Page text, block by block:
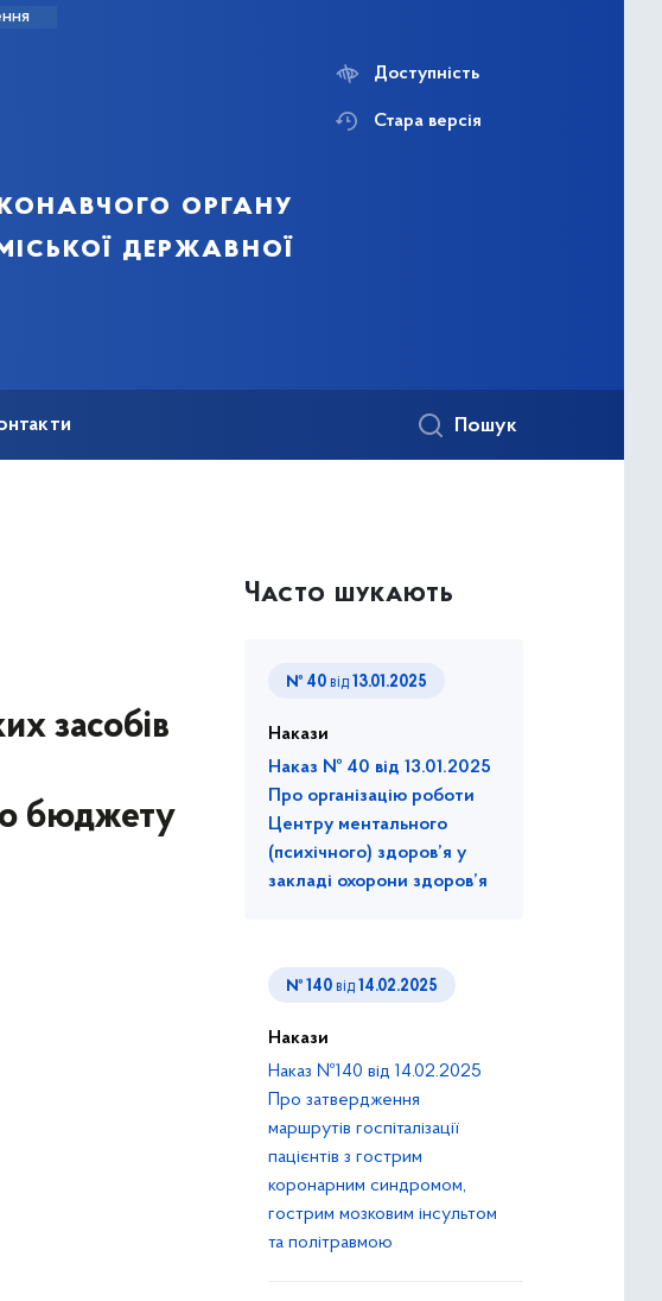
органу
державної
Доступність
Стара версія
Пошук
засобів
бюджету
Часто шукають
№ 40 від 13.01.2025
Накази
Наказ № 40 від 13.01.2025
Про організацію роботи
Центру ментального
(психічного) здоров’я у
закладі охорони здоров’я
№ 140 від 14.02.2025
Накази
Наказ №140 від 14.02.2025
Про затвердження
маршрутів госпіталізації
пацієнтів з гострим
коронарним синдромом,
гострим мозковим інсультом
та політравмою